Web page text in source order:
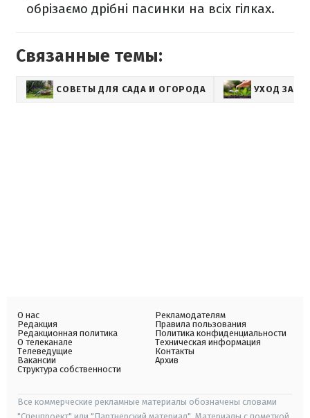
обрізаємо дрібні пасинки на всіх гілках.
Связанные темы:
СОВЕТЫ ДЛЯ САДА И ОГОРОДА УХОД ЗА
О нас
Редакция
Редакционная политика
О телеканале
Телеведущие
Вакансии
Структура собственности
Рекламодателям
Правила пользования
Политика конфиденциальности
Техническая информация
Контакты
Архив
Все коммерческие рекламные материалы обозначены словами